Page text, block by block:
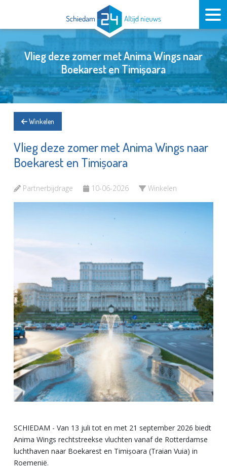
Vlieg deze zomer met Anima Wings naar
Boekarest en Timișoara
Winkelen
Vlieg deze zomer met Anima Wings naar
Boekarest en Timișoara
Partnerbijdrage 10-06-2026 Winkelen
SCHIEDAM - Van 13 juli tot en met 21 september 2026 biedt
Anima Wings rechtstreekse vluchten vanaf de Rotterdamse
luchthaven naar Boekarest en Timișoara (Traian Vuia) in
Roemenië.